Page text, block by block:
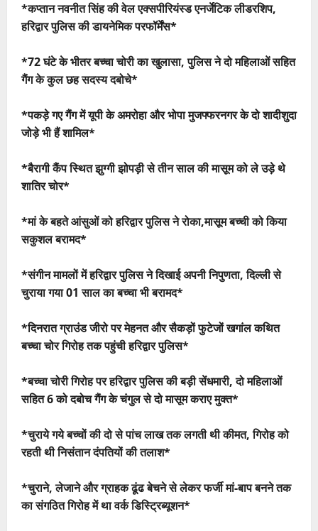
*कप्तान नवनीत सिंह की वेल एक्सपीरियंस्ड एनर्जेटिक लीडरशिप,
हरिद्वार पुलिस की डायनेमिक परफॉर्मेंस*
*72 घंटे के भीतर बच्चा चोरी का खुलासा, पुलिस ने दो महिलाओं सहित
गैंग के कुल छह सदस्य दबोचे*
*पकड़े गए गैंग में यूपी के अमरोहा और भोपा मुजफ्फरनगर के दो शादीशुदा
जोड़े भी हैं शामिल*
*बैरागी कैंप स्थित झुग्गी झोपड़ी से तीन साल की मासूम को ले उड़े थे
शातिर चोर*
*मां के बहते आंसुओं को हरिद्वार पुलिस ने रोका,मासूम बच्ची को किया
सकुशल बरामद*
*संगीन मामलों में हरिद्वार पुलिस ने दिखाई अपनी निपुणता, दिल्ली से
चुराया गया 01 साल का बच्चा भी बरामद*
*दिनरात ग्राउंड जीरो पर मेहनत और सैकड़ों फुटेजों खगांल कथित
बच्चा चोर गिरोह तक पहुंची हरिद्वार पुलिस*
*बच्चा चोरी गिरोह पर हरिद्वार पुलिस की बड़ी सेंधमारी, दो महिलाओं
सहित 6 को दबोच गैंग के चंगुल से दो मासूम कराए मुक्त*
*चुराये गये बच्चों की दो से पांच लाख तक लगती थी कीमत, गिरोह को
रहती थी निसंतान दंपतियों की तलाश*
*चुराने, लेजाने और ग्राहक ढूंढ बेचने से लेकर फर्जी मां-बाप बनने तक
का संगठित गिरोह में था वर्क डिस्ट्रिब्यूशन*